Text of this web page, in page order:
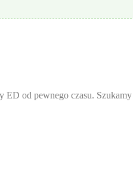
od pewnego czasu.